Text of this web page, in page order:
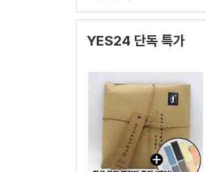
YES24 단독 특가